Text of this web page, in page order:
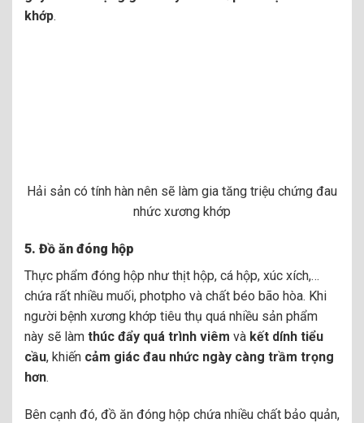
khớp.
Hải sản có tính hàn nên sẽ làm gia tăng triệu chứng đau
nhức xương khớp
5. Đồ ăn đóng hộp
Thực phẩm đóng hộp như thịt hộp, cá hộp, xúc xích,…
chứa rất nhiều muối, photpho và chất béo bão hòa. Khi
người bệnh xương khớp tiêu thụ quá nhiều sản phẩm
này sẽ làm thúc đẩy quá trình viêm và kết dính tiểu
cầu, khiến cảm giác đau nhức ngày càng trầm trọng
hơn.
Bên cạnh đó, đồ ăn đóng hộp chứa nhiều chất bảo quản,